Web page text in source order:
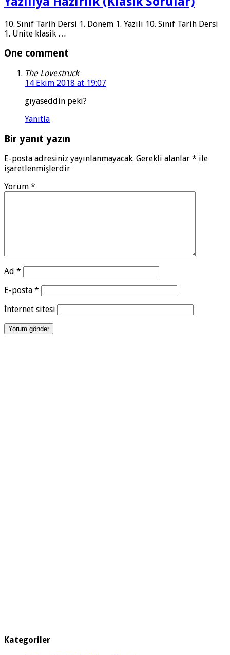
10. Sınıf Tarih Dersi 1. Dönem 1. Yazılı 10. Sınıf Tarih Dersi
1. Ünite klasik …
One comment
The Lovestruck
14 Ekim 2018 at 19:07
gıyaseddin peki?
Yanıtla
Bir yanıt yazın
E-posta adresiniz yayınlanmayacak. Gerekli alanlar * ile
işaretlenmişlerdir
Yorum *
Ad *
E-posta *
İnternet sitesi
Kategoriler